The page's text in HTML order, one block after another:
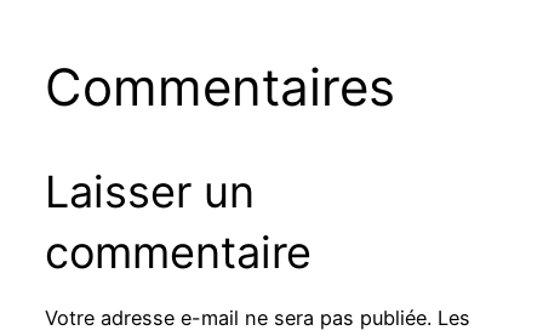
Commentaires
Laisser un
commentaire
Votre adresse e-mail ne sera pas publiée. Les